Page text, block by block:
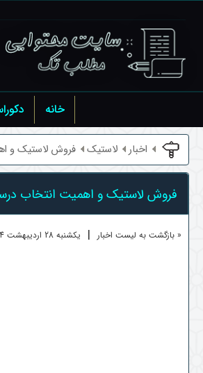
خانه
اخبار لاستیک فروش لاستیک و
فروش لاستیک و اهمیت انتخاب
« بازگشت به لیست اخبار | یکشنبه 28 ارديبهشت 1404 در ساعت 0 و 0 دقیقه